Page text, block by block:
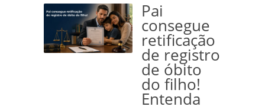
Pai
consegue
retificação
de registro
de óbito
do filho!
Entenda